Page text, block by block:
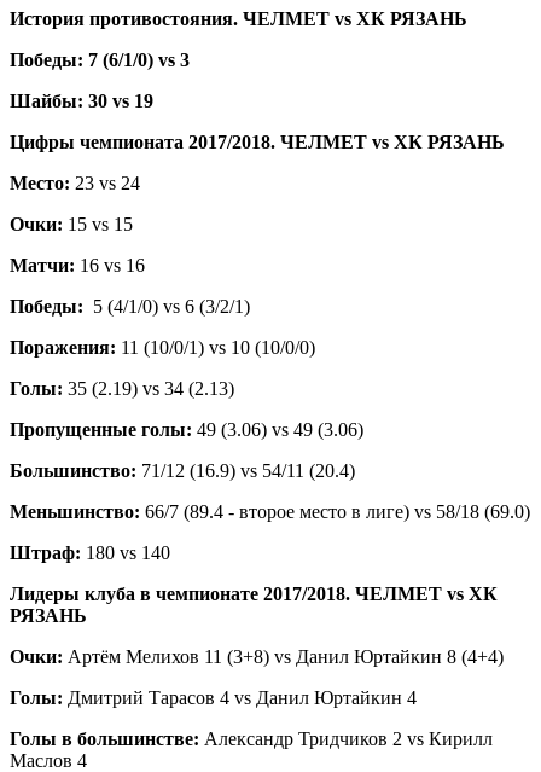
История противостояния. ЧЕЛМЕТ vs ХК РЯЗАНЬ
Победы: 7 (6/1/0) vs 3
Шайбы: 30 vs 19
Цифры чемпионата 2017/2018. ЧЕЛМЕТ vs ХК РЯЗАНЬ
Место: 23 vs 24
Очки: 15 vs 15
Матчи: 16 vs 16
Победы: 5 (4/1/0) vs 6 (3/2/1)
Поражения: 11 (10/0/1) vs 10 (10/0/0)
Голы: 35 (2.19) vs 34 (2.13)
Пропущенные голы: 49 (3.06) vs 49 (3.06)
Большинство: 71/12 (16.9) vs 54/11 (20.4)
Меньшинство: 66/7 (89.4 - второе место в лиге) vs 58/18 (69.0)
Штраф: 180 vs 140
Лидеры клуба в чемпионате 2017/2018. ЧЕЛМЕТ vs ХК
РЯЗАНЬ
Очки: Артём Мелихов 11 (3+8) vs Данил Юртайкин 8 (4+4)
Голы: Дмитрий Тарасов 4 vs Данил Юртайкин 4
Голы в большинстве: Александр Тридчиков 2 vs Кирилл
Маслов 4